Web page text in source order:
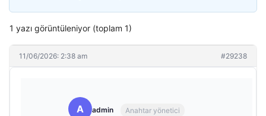
1 yazı görüntüleniyor (toplam 1)
11/06/2026: 2:38 am #29238
A admin Anahtar yönetici